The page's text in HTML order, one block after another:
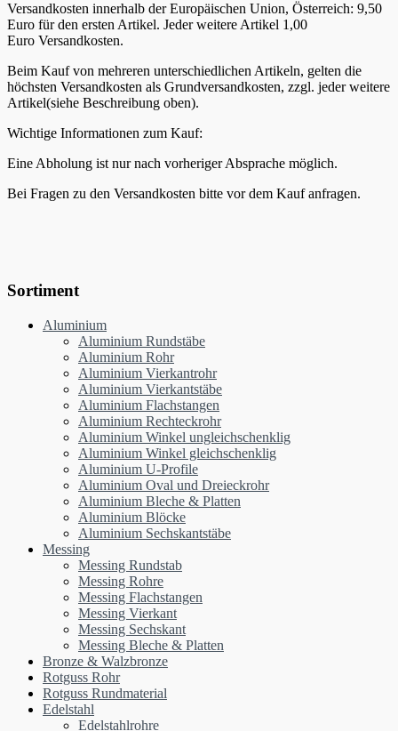
Versandkosten innerhalb der Europäischen Union, Österreich: 9,50
Euro für den ersten Artikel. Jeder weitere Artikel 1,00
Euro Versandkosten.
Beim Kauf von mehreren unterschiedlichen Artikeln, gelten die
höchsten Versandkosten als Grundversandkosten, zzgl. jeder weitere
Artikel(siehe Beschreibung oben).
Wichtige Informationen zum Kauf:
Eine Abholung ist nur nach vorheriger Absprache möglich.
Bei Fragen zu den Versandkosten bitte vor dem Kauf anfragen.
Sortiment
Aluminium
Aluminium Rundstäbe
Aluminium Rohr
Aluminium Vierkantrohr
Aluminium Vierkantstäbe
Aluminium Flachstangen
Aluminium Rechteckrohr
Aluminium Winkel ungleichschenklig
Aluminium Winkel gleichschenklig
Aluminium U-Profile
Aluminium Oval und Dreieckrohr
Aluminium Bleche & Platten
Aluminium Blöcke
Aluminium Sechskantstäbe
Messing
Messing Rundstab
Messing Rohre
Messing Flachstangen
Messing Vierkant
Messing Sechskant
Messing Bleche & Platten
Bronze & Walzbronze
Rotguss Rohr
Rotguss Rundmaterial
Edelstahl
Edelstahlrohre